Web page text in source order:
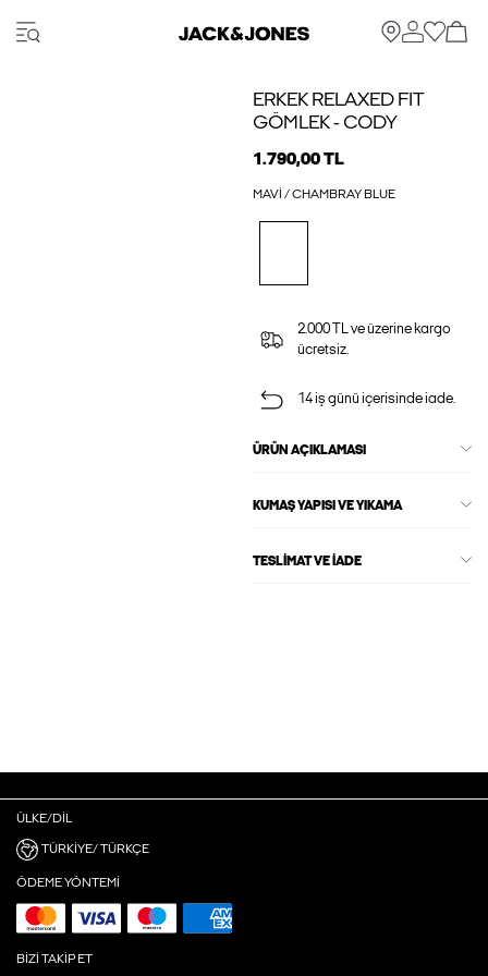
ERKEK RELAXED FIT
GÖMLEK - CODY
1.790,00 TL
MAVI / CHAMBRAY BLUE
2.000 TL ve üzerine kargo
ücretsiz.
14 iş günü içerisinde iade.
ÜRÜN AÇIKLAMASI
KUMAŞ YAPISI VE YIKAMA
TESLIMAT VE İADE
ÜLKE/DIL
TÜRKIYE/ TÜRKÇE
ÖDEME YÖNTEMI
BIZI TAKIP ET